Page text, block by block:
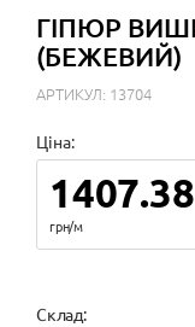
ГІПЮР
(БЕЖЕВИЙ)
АРТИКУЛ: 13704
Ціна:
1407.38
грн/м
Cклад: